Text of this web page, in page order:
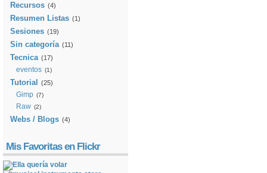
Recursos (4)
Resumen Listas (1)
Sesiones (19)
Sin categoría (11)
Tecnica (17)
eventos (1)
Tutorial (25)
Gimp (7)
Raw (2)
Webs / Blogs (4)
Mis Favoritas en Flickr